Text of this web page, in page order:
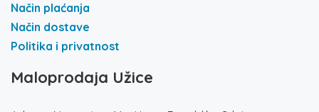
Način plaćanja
Način dostave
Politika i privatnost
Maloprodaja Užice